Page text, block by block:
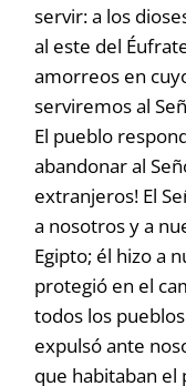
servir: a los
al este del
amorreos en
serviremos al
El pueblo
abandonar al
extranjeros! El
a nosotros y a
Egipto; él hizo a
protegió en el
todos los
expulsó ante
que habitaban el